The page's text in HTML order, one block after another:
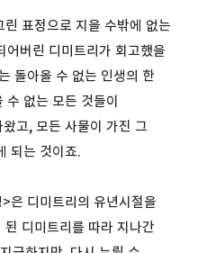
표정으로 지을 수밖에 없는
어버린 디미트리가 회고했을
돌아올 수 없는 인생의 한
수 없는 모든 것들이
왔고, 모든 사물이 가진 그
되는 것이죠.
은 디미트리의 유년시절을
디미트리를 따라 지나간